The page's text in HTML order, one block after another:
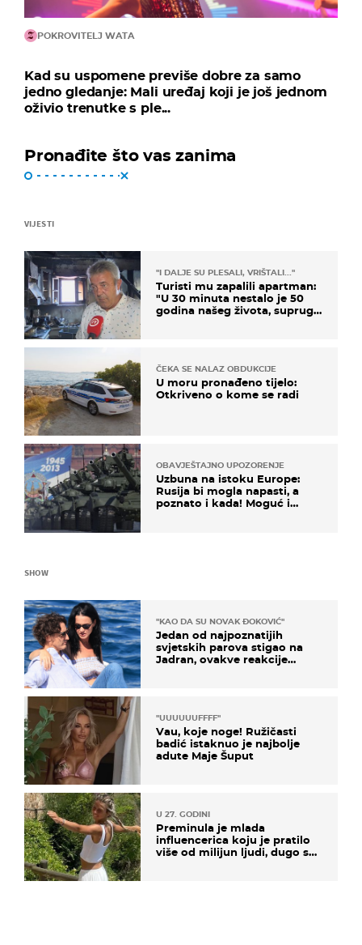
POKROVITELJ WATA
Kad su uspomene previše dobre za samo
jedno gledanje: Mali uređaj koji je još jednom
oživio trenutke s ple...
Pronađite što vas zanima
VIJESTI
"I DALJE SU PLESALI, VRIŠTALI..."
Turisti mu zapalili apartman:
"U 30 minuta nestalo je 50
godina našeg života, supruga
ČEKA SE NALAZ OBDUKCIJE
U moru pronađeno tijelo:
Otkriveno o kome se radi
OBAVJEŠTAJNO UPOZORENJE
Uzbuna na istoku Europe:
Rusija bi mogla napasti, a
poznato i kada! Moguć i
SHOW
"KAO DA SU NOVAK ĐOKOVIĆ"
Jedan od najpoznatijih
svjetskih parova stigao na
Jadran, ovakve reakcije
"UUUUUUFFFF"
Vau, koje noge! Ružičasti
badić istaknuo je najbolje
adute Maje Šuput
U 27. GODINI
Preminula je mlada
influencerica koju je pratilo
više od milijun ljudi, dugo se